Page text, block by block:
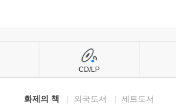
화제의 책 외국도서 세트도서
CD/LP